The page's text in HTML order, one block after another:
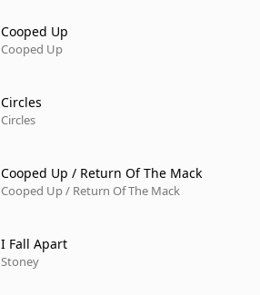
Cooped Up
Cooped Up
Circles
Circles
Cooped Up / Return Of The Mack
Cooped Up / Return Of The Mack
I Fall Apart
Stoney